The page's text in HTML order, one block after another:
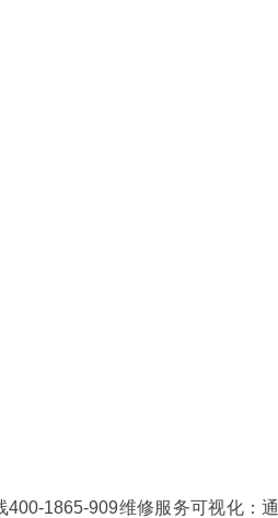
1865-909维修服务可视化：通